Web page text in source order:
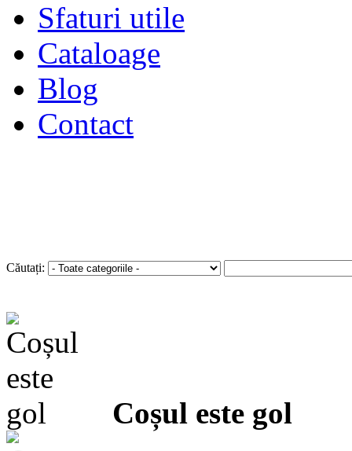
Sfaturi utile
Cataloage
Blog
Contact
Căutați:
Coșul este gol